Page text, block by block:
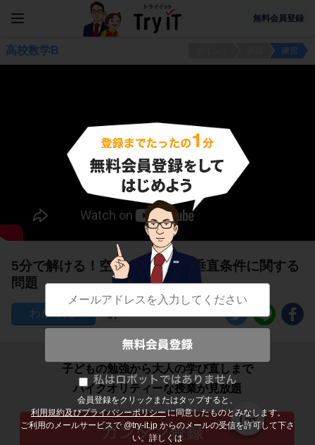
無料会員登録
会員登録をクリックまたはタップすると、
利用規約及びプライバシーポリシーに同意したものとみなします。
ご利用のメールサービスで @try-it.jp からのメールの受信を許可して下さ
い。詳しくは
高校数学B 練習
5分で解ける！空間ベクトルの垂直条件に関する
問題
41
子どもの勉強から大人の学び直しまで
ハイクオリティーな授業が見放題